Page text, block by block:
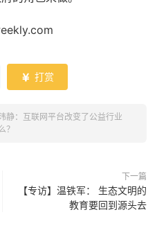
 打赏
静：互联网平台改变了公益行业
？
下一篇
【专访】温铁军： 生态文明的
教育要回到源头去